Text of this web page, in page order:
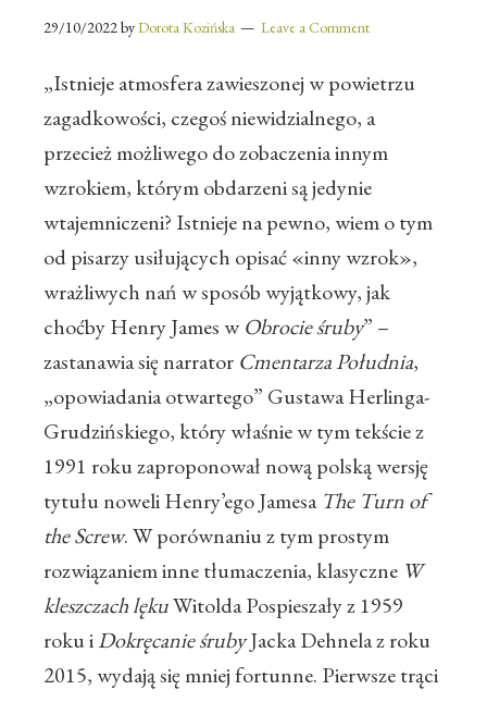
29/10/2022byDorota Kozińska Leave a Comment
„Istnieje atmosfera zawieszonej w powietrzu
zagadkowości, czegoś niewidzialnego, a
przecież możliwego do zobaczenia innym
wzrokiem, którym obdarzeni są jedynie
wtajemniczeni? Istnieje na pewno, wiem o tym
od pisarzy usiłujących opisać «inny wzrok»,
wrażliwych nań w sposób wyjątkowy, jak
choćby Henry James w Obrocie śruby” –
zastanawia się narrator Cmentarza Południa,
„opowiadania otwartego” Gustawa Herlinga-
Grudzińskiego, który właśnie w tym tekście z
1991 roku zaproponował nową polską wersję
tytułu noweli Henry’ego Jamesa The Turn of
the Screw. W porównaniu z tym prostym
rozwiązaniem inne tłumaczenia, klasyczne W
kleszczach lękuWitolda Pospieszały z 1959
roku iDokręcanie śrubyJacka Dehnela z roku
2015, wydają się mniej fortunne. Pierwsze trąci